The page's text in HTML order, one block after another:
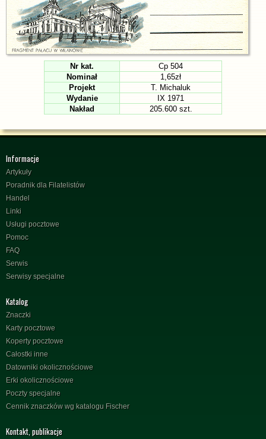
Nr kat.
Cp 504
Nominał
1,65zł
Projekt
T. Michaluk
Wydanie
IX 1971
Nakład
205.600 szt.
Informacje
Artykuły
Poradnik dla Filatelistów
Handel
Linki
Usługi pocztowe
Pomoc
FAQ
Serwis
Serwisy specjalne
Katalog
Znaczki
Karty pocztowe
Koperty pocztowe
Całostki inne
Datowniki okolicznościowe
Erki okolicznościowe
Poczty specjalne
Cennik znaczków wg katalogu Fischer
Kontakt, publikacje